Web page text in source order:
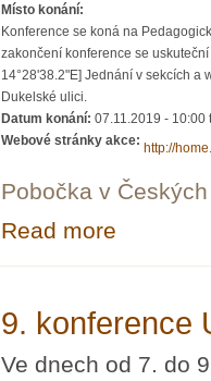
Místo konání:
Konference se koná na
zakončení konference se
14°28'38.2"E] Jednání v sekcích a
Dukelské ulici.
Datum konání: 07.11.2019 - 10:00
Webové stránky akce:
http://
Pobočka v
Read more
9. konference
Ve dnech od 7. do